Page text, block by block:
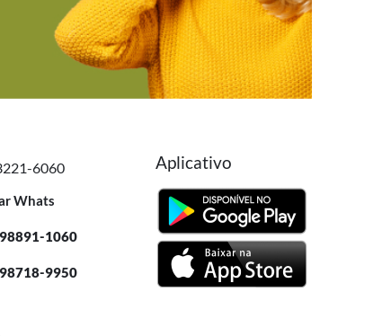
6060
Whats
1060
9950
Aplicativo